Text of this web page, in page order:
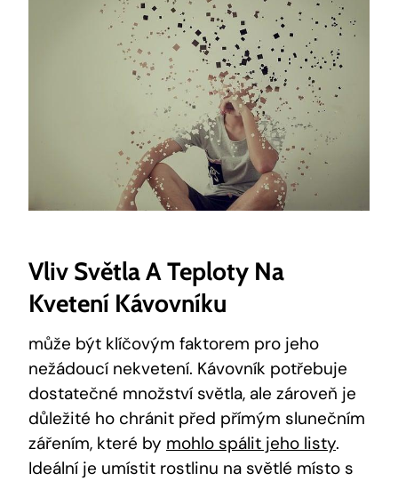
Vliv Světla A Teploty Na
Kvetení Kávovníku
může být klíčovým faktorem pro jeho
nežádoucí nekvetení. Kávovník potřebuje
dostatečné množství světla, ale zároveň je
důležité ho chránit před přímým slunečním
zářením, které by mohlo spálit jeho listy.
Ideální je umístit rostlinu na světlé místo s